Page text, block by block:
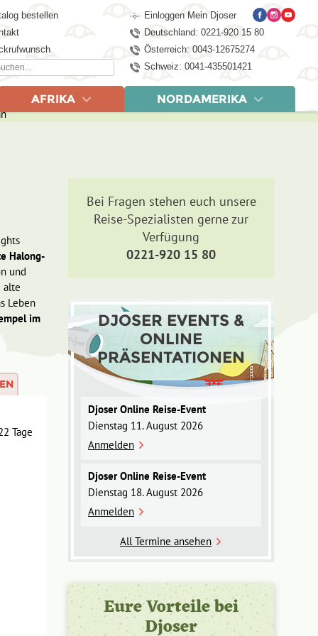
bestellen
Einloggen Mein Djoser
Deutschland: 0221-920 15 80
Österreich: 0043-12675274
Schweiz: 0041-435501421
AFRIKA
NORDAMERIKA
Halong-
und
alte
Leben
im
Bei Fragen stehen euch unsere
Reise-Spezialisten gerne zur
Verfügung
0221-920 15 80
Eure Vorteile bei
Djoser
DJOSER EVENTS &
ONLINE
PRÄSENTATIONEN
Djoser Online Reise-Event
Dienstag 11. August 2026
Anmelden
Djoser Online Reise-Event
Dienstag 18. August 2026
Anmelden
All Termine ansehen